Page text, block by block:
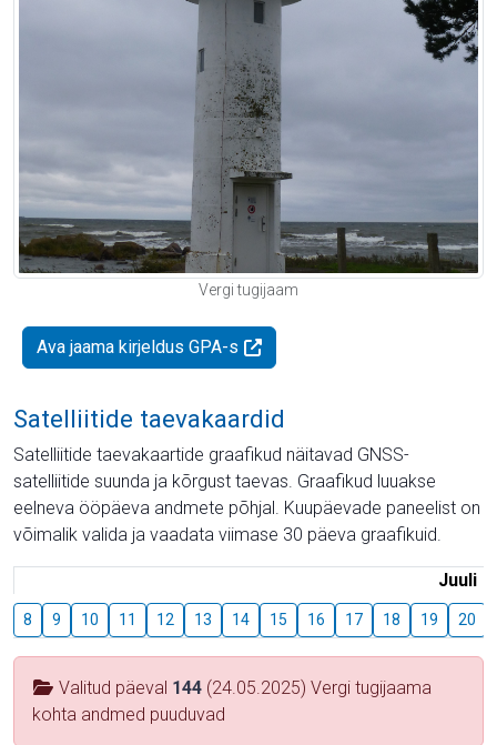
Vergi tugijaam
Ava jaama kirjeldus GPA-s
Satelliitide taevakaardid
Satelliitide taevakaartide graafikud näitavad GNSS-
satelliitide suunda ja kõrgust taevas. Graafikud luuakse
eelneva ööpäeva andmete põhjal. Kuupäevade paneelist on
võimalik valida ja vaadata viimase 30 päeva graafikuid.
Juuli
8 9 10 11 12 13 14 15 16 17 18 19 20
Valitud päeval 144 (24.05.2025) Vergi tugijaama
kohta andmed puuduvad